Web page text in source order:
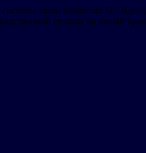
связи Steadicom SE.
группы на новый